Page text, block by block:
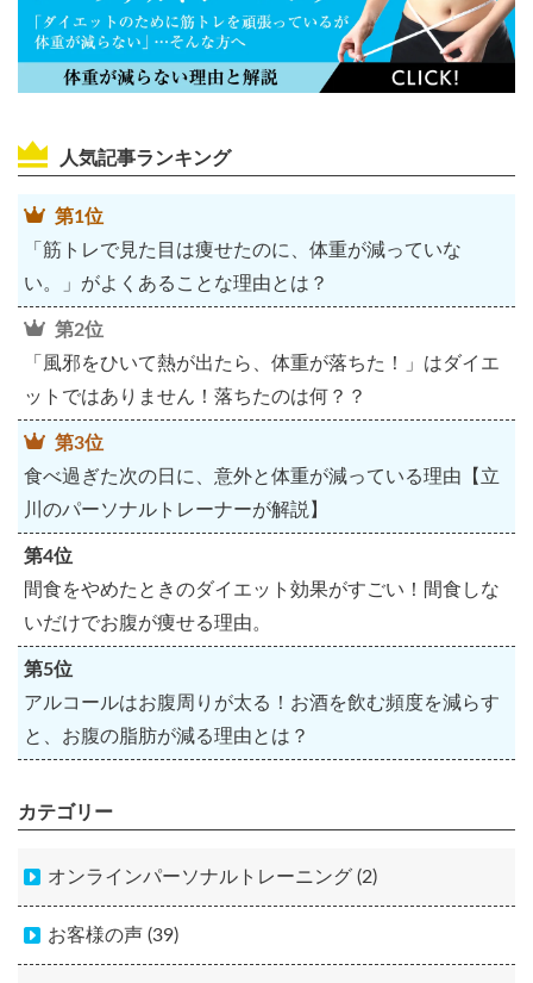
人気記事ランキング
第1位
「筋トレで見た目は痩せたのに、体重が減っていな
い。」がよくあることな理由とは？
第2位
「風邪をひいて熱が出たら、体重が落ちた！」はダイエ
ットではありません！落ちたのは何？？
第3位
食べ過ぎた次の日に、意外と体重が減っている理由【立
川のパーソナルトレーナーが解説】
第4位
間食をやめたときのダイエット効果がすごい！間食しな
いだけでお腹が痩せる理由。
第5位
アルコールはお腹周りが太る！お酒を飲む頻度を減らす
と、お腹の脂肪が減る理由とは？
カテゴリー
オンラインパーソナルトレーニング (2)
お客様の声 (39)